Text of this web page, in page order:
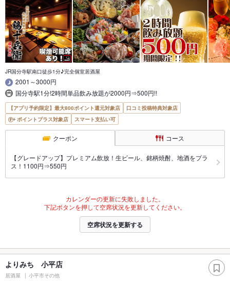
JR国分寺駅南口徒歩1分♪完全個室居酒屋
2001～3000円
国分寺駅1分!2時間単品飲み放題が2000円⇒500円!!
【アプリ予約限定】最大800ポイント還元対象店
口コミ投稿特典対象店
ポイントプラス対象店
スマート支払い可
クーポン コース
【グレードアップ】プレミアム飲放！生ビール、銘柄焼酎、地酒をプラ
ス！1100円⇒550円
カレンダーの更新に失敗しました。
下記ボタンを押して空席状況を更新してください。
空席状況を更新する
よりみち 小平店
居酒屋 小平市その他